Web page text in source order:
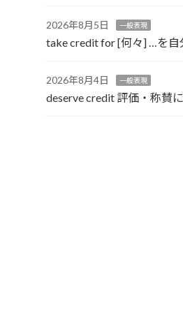
2026年8月5日 一般表現
take credit for [何々] …を自
2026年8月4日 一般表現
deserve credit 評価・称賛